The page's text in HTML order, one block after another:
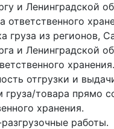
и Ленинградской
ответственного
груза из регионов,
и Ленинградской
хранения.
отгрузки и
груза/товара прямо
хранения.
работы.